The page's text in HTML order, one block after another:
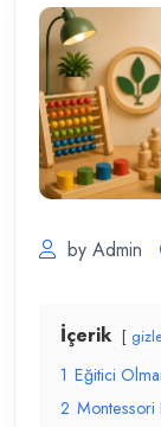
by Admin
İçerik
1 Eğitici
2 Montessori